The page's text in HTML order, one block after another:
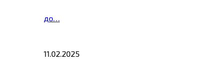
до…
11.02.2025